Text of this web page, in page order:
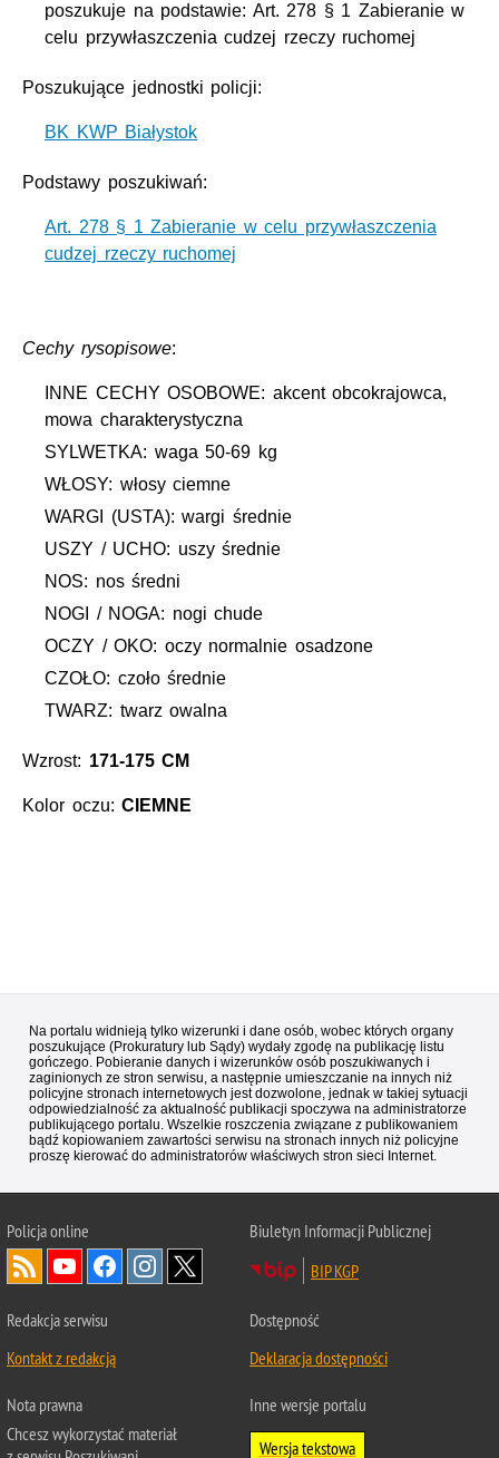
poszukuje na podstawie: Art. 278 § 1 Zabieranie w
celu przywłaszczenia cudzej rzeczy ruchomej
Poszukujące jednostki policji:
BK KWP Białystok
Podstawy poszukiwań:
Art. 278 § 1 Zabieranie w celu przywłaszczenia
cudzej rzeczy ruchomej
Cechy rysopisowe:
INNE CECHY OSOBOWE: akcent obcokrajowca,
mowa charakterystyczna
SYLWETKA: waga 50-69 kg
WŁOSY: włosy ciemne
WARGI (USTA): wargi średnie
USZY / UCHO: uszy średnie
NOS: nos średni
NOGI / NOGA: nogi chude
OCZY / OKO: oczy normalnie osadzone
CZOŁO: czoło średnie
TWARZ: twarz owalna
Wzrost: 171-175 CM
Kolor oczu:CIEMNE
Na portalu widnieją tylko wizerunki i dane osób, wobec których organy
poszukujące (Prokuratury lub Sądy) wydały zgodę na publikację listu
gończego. Pobieranie danych i wizerunków osób poszukiwanych i
zaginionych ze stron serwisu, a następnie umieszczanie na innych niż
policyjne stronach internetowych jest dozwolone, jednak w takiej sytuacji
odpowiedzialność za aktualność publikacji spoczywa na administratorze
publikującego portalu. Wszelkie roszczenia związane z publikowaniem
bądź kopiowaniem zawartości serwisu na stronach innych niż policyjne
proszę kierować do administratorów właściwych stron sieci Internet.
Policjaonline
Biuletyn Informacji Publicznej
BIP KGP
Redakcja serwisu
Kontakt z redakcją
Dostępność
Deklaracja dostępności
Nota prawna
Chcesz wykorzystać materiał
Inne wersje portalu
Wersja tekstowa